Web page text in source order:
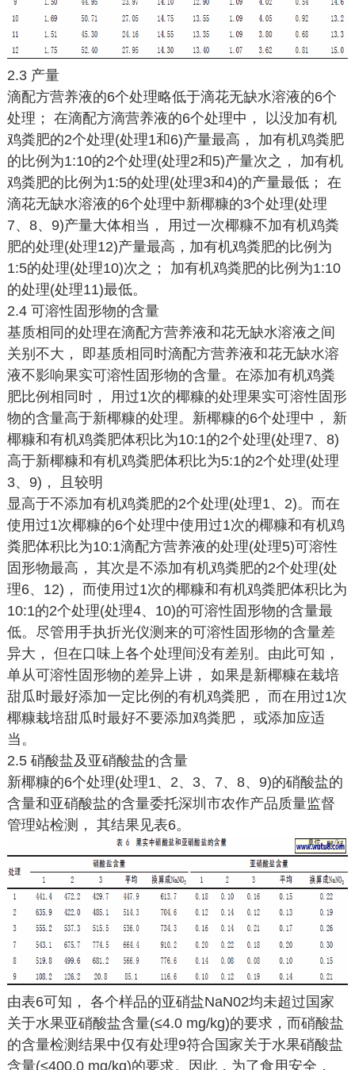
2.3 产量
滴配方营养液的6个处理略低于滴花无缺水溶液的6个
处理； 在滴配方滴营养液的6个处理中， 以没加有机
鸡粪肥的2个处理(处理1和6)产量最高， 加有机鸡粪肥
的比例为1:10的2个处理(处理2和5)产量次之， 加有机
鸡粪肥的比例为1:5的处理(处理3和4)的产量最低； 在
滴花无缺水溶液的6个处理中新椰糠的3个处理(处理
7、8、9)产量大体相当， 用过一次椰糠不加有机鸡粪
肥的处理(处理12)产量最高，加有机鸡粪肥的比例为
1:5的处理(处理10)次之； 加有机鸡粪肥的比例为1:10
的处理(处理11)最低。
2.4 可溶性固形物的含量
基质相同的处理在滴配方营养液和花无缺水溶液之间
关别不大， 即基质相同时滴配方营养液和花无缺水溶
液不影响果实可溶性固形物的含量。在添加有机鸡粪
肥比例相同时， 用过1次的椰糠的处理果实可溶性固形
物的含量高于新椰糠的处理。新椰糠的6个处理中， 新
椰糠和有机鸡粪肥体积比为10:1的2个处理(处理7、8)
高于新椰糠和有机鸡粪肥体积比为5:1的2个处理(处理
3、9)， 且较明
显高于不添加有机鸡粪肥的2个处理(处理1、2)。而在
使用过1次椰糠的6个处理中使用过1次的椰糠和有机鸡
粪肥体积比为10:1滴配方营养液的处理(处理5)可溶性
固形物最高， 其次是不添加有机鸡粪肥的2个处理(处
理6、12)， 而使用过1次的椰糠和有机鸡粪肥体积比为
10:1的2个处理(处理4、10)的可溶性固形物的含量最
低。尽管用手执折光仪测来的可溶性固形物的含量差
异大， 但在口味上各个处理间没有差别。由此可知，
单从可溶性固形物的差异上讲， 如果是新椰糠在栽培
甜瓜时最好添加一定比例的有机鸡粪肥， 而在用过1次
椰糠栽培甜瓜时最好不要添加鸡粪肥， 或添加应适
当。
2.5 硝酸盐及亚硝酸盐的含量
新椰糠的6个处理(处理1、2、3、7、8、9)的硝酸盐的
含量和亚硝酸盐的含量委托深圳市农作产品质量监督
管理站检测， 其结果见表6。
由表6可知， 各个样品的亚硝盐NaN02均未超过国家
关于水果亚硝酸盐含量(≤4.0 mg/kg)的要求，而硝酸盐
的含量检测结果中仅有处理9符合国家关于水果硝酸盐
含量(≤400.0 mg/kg)的要求。因此，为了食用安全，